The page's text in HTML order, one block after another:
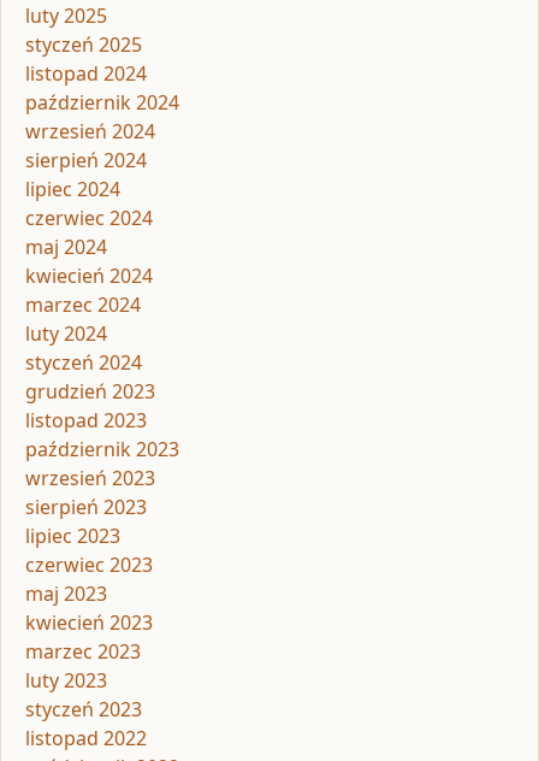
luty 2025
styczeń 2025
listopad 2024
październik 2024
wrzesień 2024
sierpień 2024
lipiec 2024
czerwiec 2024
maj 2024
kwiecień 2024
marzec 2024
luty 2024
styczeń 2024
grudzień 2023
listopad 2023
październik 2023
wrzesień 2023
sierpień 2023
lipiec 2023
czerwiec 2023
maj 2023
kwiecień 2023
marzec 2023
luty 2023
styczeń 2023
listopad 2022